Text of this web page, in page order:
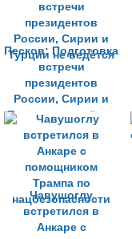
Песков: Подготовка
встречи
президентов
России, Сирии и
Турции не ведётся
Чавушоглу
встретился в
Анкаре с